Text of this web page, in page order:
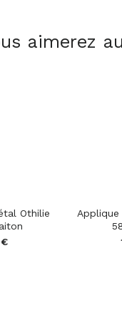
aimerez
Othilie
€